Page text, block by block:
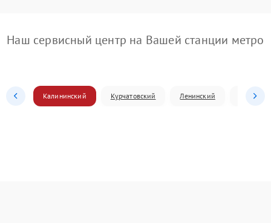
Наш сервисный центр на Вашей станции метро
Калининский Курчатовский Ленинский